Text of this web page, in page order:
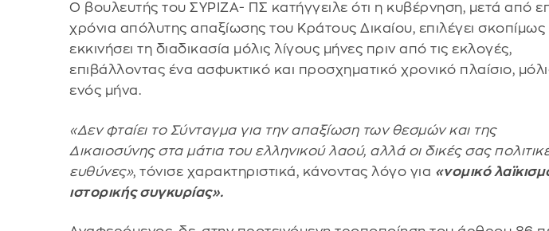
Ο βουλευτής του ΣΥΡΙΖΑ- ΠΣ κατήγγειλε ότι η κυβέρνηση, μετά από
χρόνια απόλυτης απαξίωσης του Κράτους Δικαίου, επιλέγει σκοπίμως
εκκινήσει τη διαδικασία μόλις λίγους μήνες πριν από τις εκλογές,
επιβάλλοντας ένα ασφυκτικό και προσχηματικό χρονικό πλαίσιο,
ενός μήνα.
«Δεν φταίει το Σύνταγμα για την απαξίωση των θεσμών και της
Δικαιοσύνης στα μάτια του ελληνικού λαού, αλλά οι δικές σας
ευθύνες», τόνισε χαρακτηριστικά, κάνοντας λόγο για «νομικό
ιστορικής συγκυρίας».